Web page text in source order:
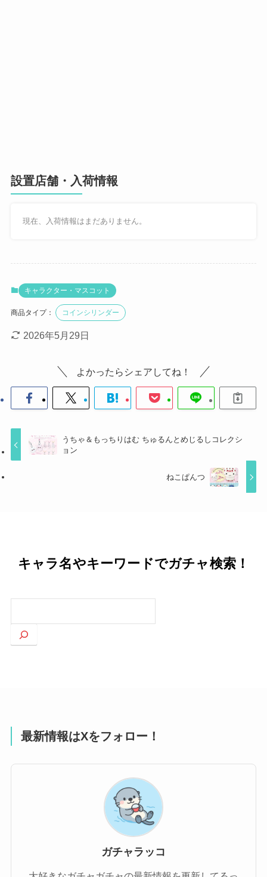
設置店舗・入荷情報
現在、入荷情報はまだありません。
キャラクター・マスコット
商品タイプ： コインシリンダー
2026年5月29日
よかったらシェアしてね！
うちゃ＆もっちりはむ ちゅるんとめじるしコレクシ
ョン
ねこぱんつ
キャラ名やキーワードでガチャ検索！
索
最新情報はXをフォロー！
ガチャラッコ